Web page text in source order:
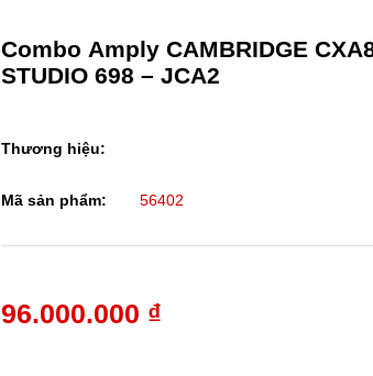
Combo Amply CAMBRIDGE
STUDIO 698 – JCA2
96.000.000 ₫
Thương hiệu:
Mã sản phẩm: 56402